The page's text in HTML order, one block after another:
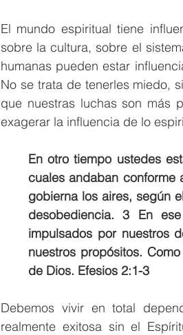
El mundo espiritual tiene
sobre la cultura, sobre el
humanas pueden estar
No se trata de tenerles miedo,
que nuestras luchas son más
exagerar la influencia de lo
En otro tiempo ustedes
cuales andaban conforme
gobierna los aires, según
desobediencia. 3 En
impulsados por nuestros
nuestros propósitos.
de Dios. Efesios 2:1-3
Debemos vivir en total
realmente exitosa sin el